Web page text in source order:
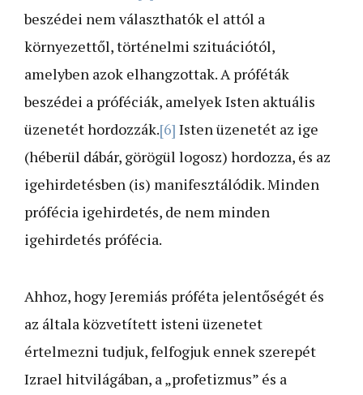
beszédei nem választhatók el attól a
környezettől, történelmi szituációtól,
amelyben azok elhangzottak. A próféták
beszédei a próféciák, amelyek Isten aktuális
üzenetét hordozzák.[6] Isten üzenetét az ige
(héberül dábár, görögül logosz) hordozza, és az
igehirdetésben (is) manifesztálódik. Minden
prófécia igehirdetés, de nem minden
igehirdetés prófécia.
Ahhoz, hogy Jeremiás próféta jelentőségét és
az általa közvetített isteni üzenetet
értelmezni tudjuk, felfogjuk ennek szerepét
Izrael hitvilágában, a „profetizmus” és a